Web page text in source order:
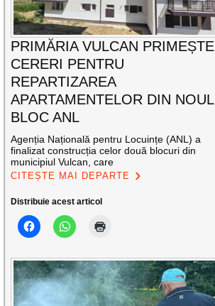
PRIMĂRIA VULCAN PRIMEȘTE
CERERI PENTRU
REPARTIZAREA
APARTAMENTELOR DIN NOUL
BLOC ANL
Agenția Națională pentru Locuințe (ANL) a
finalizat construcția celor două blocuri din
municipiul Vulcan, care
CITEȘTE MAI DEPARTE
Distribuie acest articol